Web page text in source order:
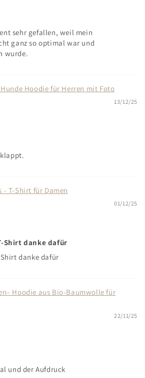
sehr gefallen, weil mein
ganz so optimal war und
wurde.
Hoodie für Herren mit Foto
13/12/25
- T-Shirt für Damen
01/12/25
Shirt danke dafür
danke dafür
Hoodie aus Bio-Baumwolle für
22/11/25
und der Aufdruck